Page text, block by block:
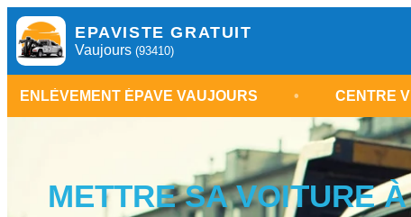
EPAVISTE GRATUIT
Vaujours (93410)
ÉPAVE VAUJOURS • CENTRE VHU SEINE-
METTRE SA VOITURE